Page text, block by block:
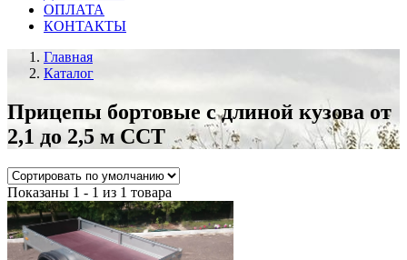
ОПЛАТА
КОНТАКТЫ
Главная
Каталог
Прицепы бортовые с длиной кузова от
2,1 до 2,5 м ССТ
Показаны 1 - 1 из 1 товара